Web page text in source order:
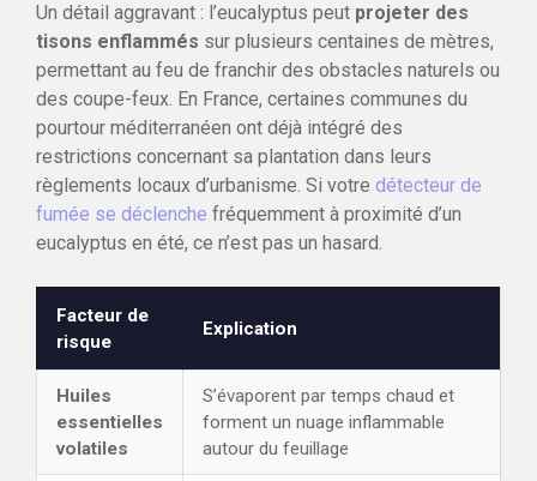
Un détail aggravant : l’eucalyptus peut projeter des
tisons enflammés sur plusieurs centaines de mètres,
permettant au feu de franchir des obstacles naturels ou
des coupe-feux. En France, certaines communes du
pourtour méditerranéen ont déjà intégré des
restrictions concernant sa plantation dans leurs
règlements locaux d’urbanisme. Si votre détecteur de
fumée se déclenche fréquemment à proximité d’un
eucalyptus en été, ce n’est pas un hasard.
Facteur de
risque
Explication
Huiles
essentielles
volatiles
S’évaporent par temps chaud et
forment un nuage inflammable
autour du feuillage